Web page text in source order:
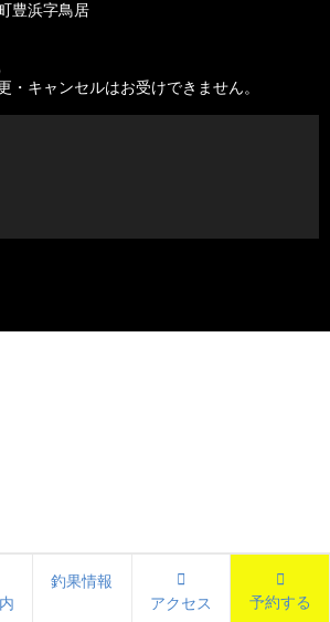
豊浜字鳥居
・キャンセルはお受けできません。
釣果情報
アクセス
予約する